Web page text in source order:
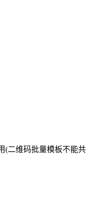
(二维码批量模板不能共